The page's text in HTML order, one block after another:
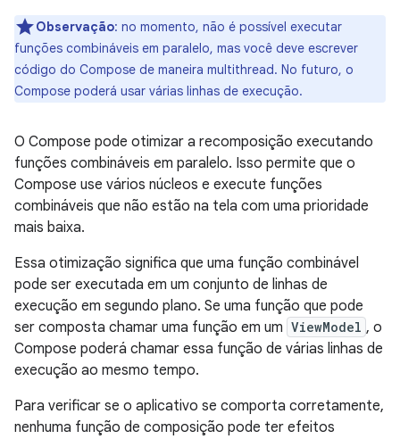
Observação: no momento, não é possível executar
funções combináveis em paralelo, mas você deve escrever
código do Compose de maneira multithread. No futuro, o
Compose poderá usar várias linhas de execução.
O Compose pode otimizar a recomposição executando
funções combináveis em paralelo. Isso permite que o
Compose use vários núcleos e execute funções
combináveis que não estão na tela com uma prioridade
mais baixa.
Essa otimização significa que uma função combinável
pode ser executada em um conjunto de linhas de
execução em segundo plano. Se uma função que pode
ser composta chamar uma função em um ViewModel , o
Compose poderá chamar essa função de várias linhas de
execução ao mesmo tempo.
Para verificar se o aplicativo se comporta corretamente,
nenhuma função de composição pode ter efeitos